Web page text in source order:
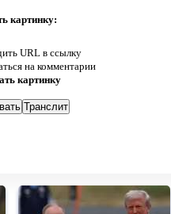
картинку:
URL в ссылку
на комментарии
картинку